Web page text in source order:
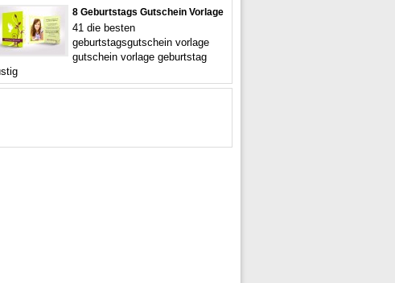
8 Geburtstags Gutschein Vorlage
41 die besten
geburtstagsgutschein vorlage
gutschein vorlage geburtstag